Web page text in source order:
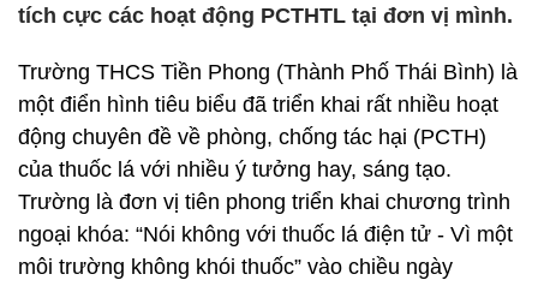
tích cực các hoạt động PCTHTL tại đơn vị mình.
Trường THCS Tiền Phong (Thành Phố Thái Bình) là
một điển hình tiêu biểu đã triển khai rất nhiều hoạt
động chuyên đề về phòng, chống tác hại (PCTH)
của thuốc lá với nhiều ý tưởng hay, sáng tạo.
Trường là đơn vị tiên phong triển khai chương trình
ngoại khóa: “Nói không với thuốc lá điện tử - Vì một
môi trường không khói thuốc” vào chiều ngày